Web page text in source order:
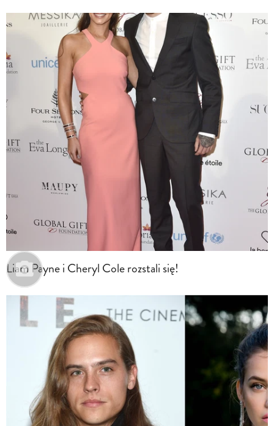
Liam Payne i Cheryl Cole rozstali się!